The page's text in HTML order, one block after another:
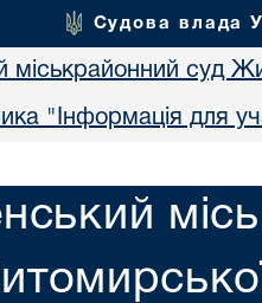
Судова влада
міськрайонний суд
"Інформація для